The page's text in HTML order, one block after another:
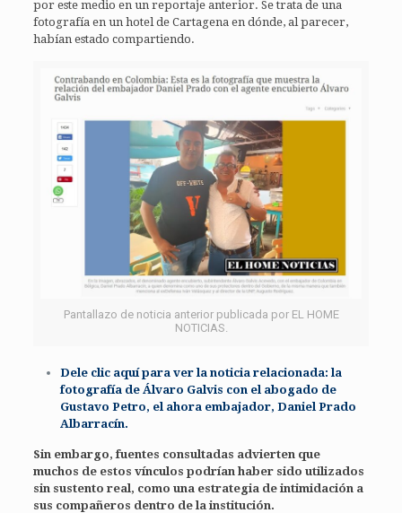
por este medio en un reportaje anterior. Se trata de una
fotografía en un hotel de Cartagena en dónde, al parecer,
habían estado compartiendo.
Pantallazo de noticia anterior publicada por EL HOME
NOTICIAS.
Dele clic aquí para ver la noticia relacionada: la
fotografía de Álvaro Galvis con el abogado de
Gustavo Petro, el ahora embajador, Daniel Prado
Albarracín.
Sin embargo, fuentes consultadas advierten que
muchos de estos vínculos podrían haber sido utilizados
sin sustento real, como una estrategia de intimidación a
sus compañeros dentro de la institución.